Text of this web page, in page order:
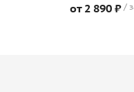
от 2 890 ₽